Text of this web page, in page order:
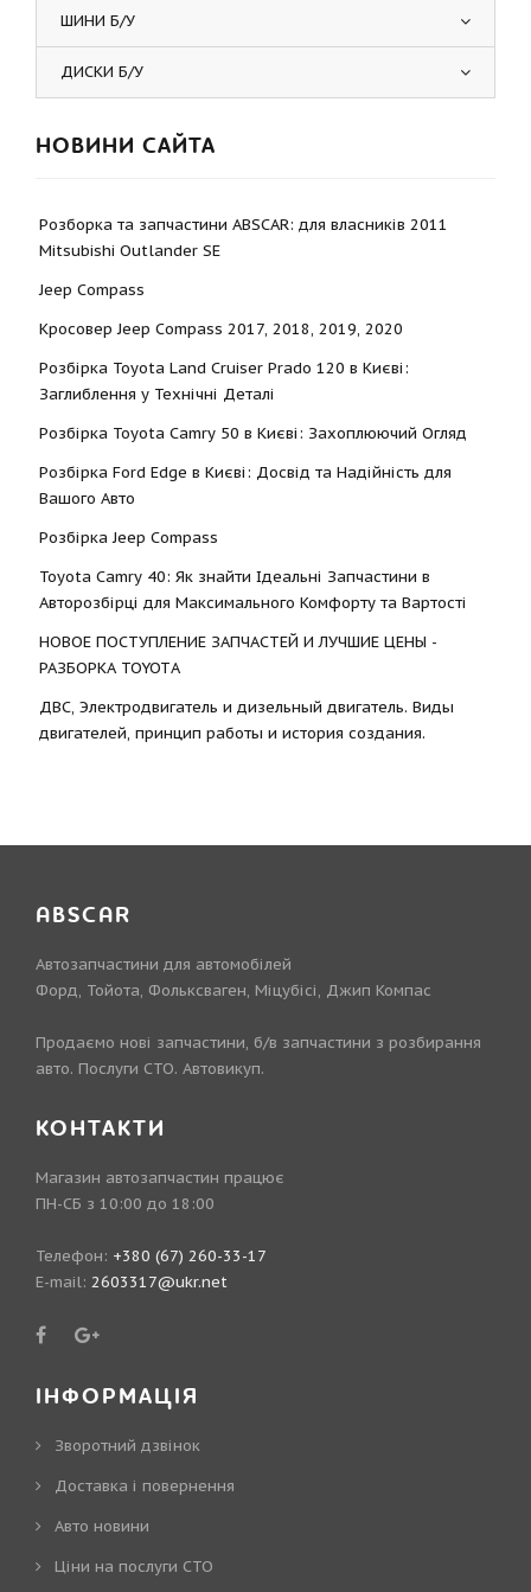
ШИНИ Б/У
ДИСКИ Б/У
НОВИНИ САЙТА
Розборка та запчастини ABSCAR: для власників 2011
Mitsubishi Outlander SE
Jeep Compass
Кросовер Jeep Compass 2017, 2018, 2019, 2020
Розбірка Toyota Land Cruiser Prado 120 в Києві:
Заглиблення у Технічні Деталі
Розбірка Toyota Camry 50 в Києві: Захоплюючий Огляд
Розбірка Ford Edge в Києві: Досвід та Надійність для
Вашого Авто
Розбірка Jeep Compass
Toyota Camry 40: Як знайти Ідеальні Запчастини в
Авторозбірці для Максимального Комфорту та Вартості
НОВОЕ ПОСТУПЛЕНИЕ ЗАПЧАСТЕЙ И ЛУЧШИЕ ЦЕНЫ -
РАЗБОРКА TOYOTА
ДВС, Электродвигатель и дизельный двигатель. Виды
двигателей, принцип работы и история создания.
ABSCAR
Автозапчастини для автомобілей
Форд, Тойота, Фольксваген, Міцубісі, Джип Компас
Продаємо нові запчастини, б/в запчастини з розбирання
авто. Послуги СТО. Автовикуп.
КОНТАКТИ
Магазин автозапчастин працює
ПН-СБ з 10:00 до 18:00
Телефон: +380 (67) 260-33-17
E-mail: 2603317@ukr.net
ІНФОРМАЦІЯ
Зворотний дзвінок
Доставка і повернення
Авто новини
Ціни на послуги СТО